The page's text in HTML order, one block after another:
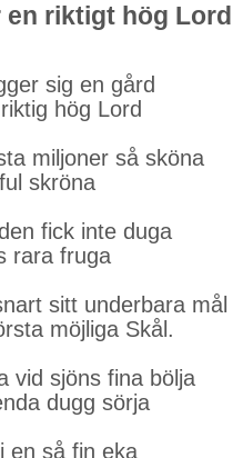
en riktigt hög Lord
sig en gård
hög Lord
miljoner så sköna
skröna
fick inte duga
rara fruga
sitt underbara mål
möjliga Skål.
vid sjöns fina bölja
dugg sörja
en så fin eka